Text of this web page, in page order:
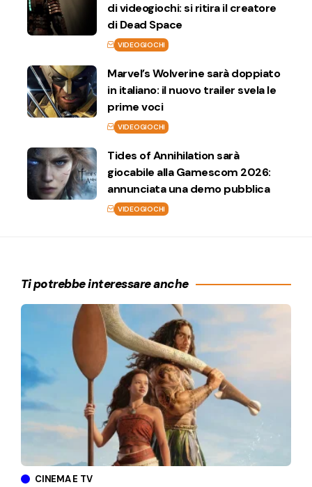
di videogiochi: si ritira il creatore
di Dead Space
VIDEOGIOCHI
Marvel’s Wolverine sarà doppiato
in italiano: il nuovo trailer svela le
prime voci
VIDEOGIOCHI
Tides of Annihilation sarà
giocabile alla Gamescom 2026:
annunciata una demo pubblica
VIDEOGIOCHI
Ti potrebbe interessare anche
CINEMA E TV